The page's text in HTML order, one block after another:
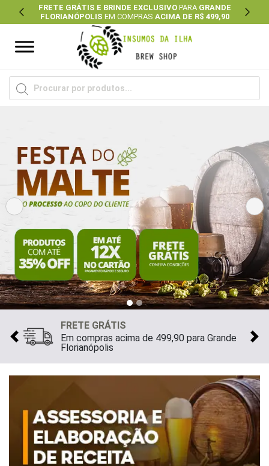
FRETE GRÁTIS E BRINDE EXCLUSIVOPARA GRANDE
FLORIANÓPOLIS EM COMPRAS ACIMA DE R$ 499,90
Previous Next
Pesquisar
produtos
Previous
FRETE GRÁTIS
Em compras acima de 499,90 para Grande
Florianópolis
Previous